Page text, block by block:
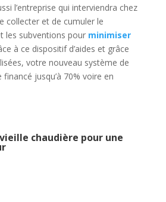
l’entreprise qui interviendra chez
collecter et de cumuler le
les subventions pour minimiser
à ce dispositif d’aides et grâce
votre nouveau système de
jusqu’à 70% voire en
chaudière pour une